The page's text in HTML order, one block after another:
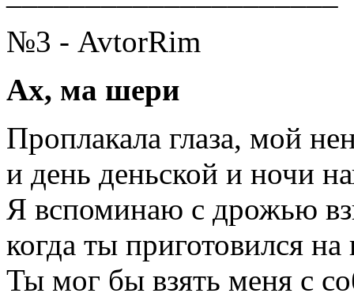
№3 - AvtorRim
Ах, ма шери
Проплакала глаза, мой
и день деньской и ночи
Я вспоминаю с дрожью
когда ты приготовился на
Ты мог бы взять меня с